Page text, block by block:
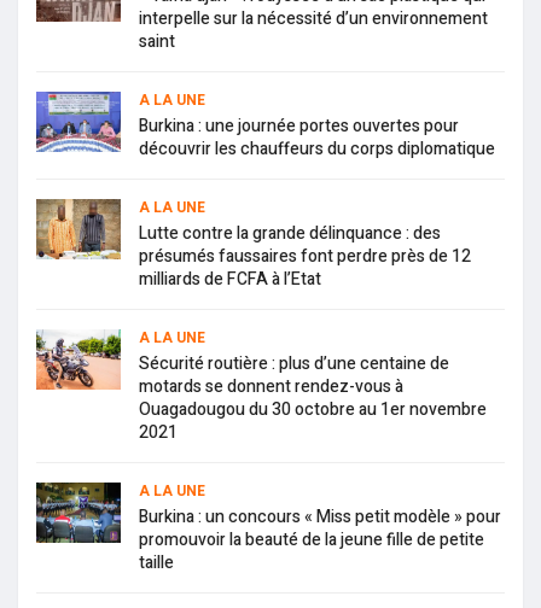
interpelle sur la nécessité d’un environnement
saint
A LA UNE
Burkina : une journée portes ouvertes pour
découvrir les chauffeurs du corps diplomatique
A LA UNE
Lutte contre la grande délinquance : des
présumés faussaires font perdre près de 12
milliards de FCFA à l’Etat
A LA UNE
Sécurité routière : plus d’une centaine de
motards se donnent rendez-vous à
Ouagadougou du 30 octobre au 1er novembre
2021
A LA UNE
Burkina : un concours « Miss petit modèle » pour
promouvoir la beauté de la jeune fille de petite
taille